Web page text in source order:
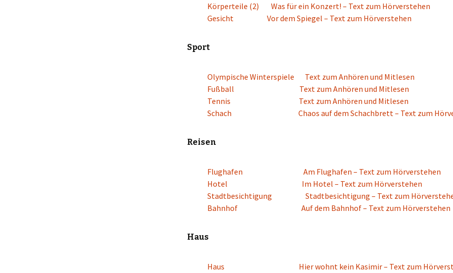
Körperteile (2)
Was für ein Konzert! – Text zum Hörverstehen
Gesicht
Vor dem Spiegel – Text zum Hörverstehen
Sport
Olympische Winterspiele
Text zum Anhören und Mitlesen
Fußball
Text zum Anhören und Mitlesen
Tennis
Text zum Anhören und Mitlesen
Schach
Chaos auf dem Schachbrett – Text zum
Reisen
Flughafen
Am Flughafen – Text zum Hörverstehen
Hotel
Im Hotel – Text zum Hörverstehen
Stadtbesichtigung
Stadtbesichtigung – Text zum
Bahnhof
Auf dem Bahnhof – Text zum Hörverstehen
Haus
Haus
Hier wohnt kein Kasimir – Text zum